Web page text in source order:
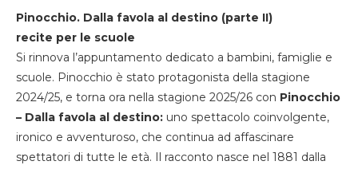
Pinocchio. Dalla favola al destino (parte II)
recite per le scuole
Si rinnova l’appuntamento dedicato a bambini, famiglie e
scuole. Pinocchio è stato protagonista della stagione
2024/25, e torna ora nella stagione 2025/26 con Pinocchio
– Dalla favola al destino: uno spettacolo coinvolgente,
ironico e avventuroso, che continua ad affascinare
spettatori di tutte le età. Il racconto nasce nel 1881 dalla